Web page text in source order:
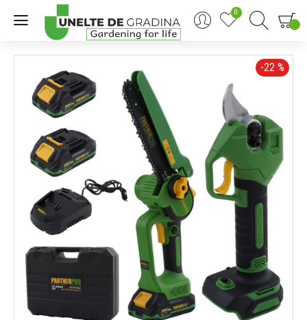
0
-22 %